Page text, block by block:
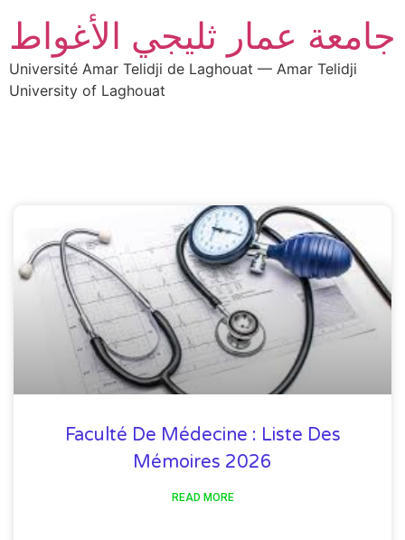
جامعة عمار ثليجي الأغواط
Université Amar Telidji de Laghouat — Amar Telidji
University of Laghouat
Faculté De Médecine : Liste Des
Mémoires 2026
READ MORE